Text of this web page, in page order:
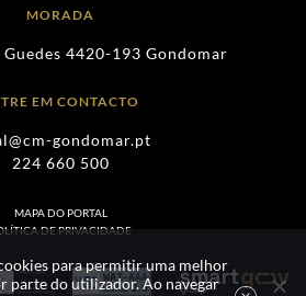
MORADA
4420-193 Gondomar
EM CONTACTO
gondomar.pt
224 660 500
MAPA DO PORTAL
DE PRIVACIDADE
para permitir uma melhor
parte do utilizador. Ao navegar